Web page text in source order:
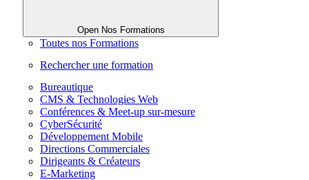
Open Nos Formations
Toutes nos Formations
Rechercher une formation
Bureautique
CMS & Technologies Web
Conférences & Meet-up sur-mesure
CyberSécurité
Développement Mobile
Directions Commerciales
Dirigeants & Créateurs
E-Marketing